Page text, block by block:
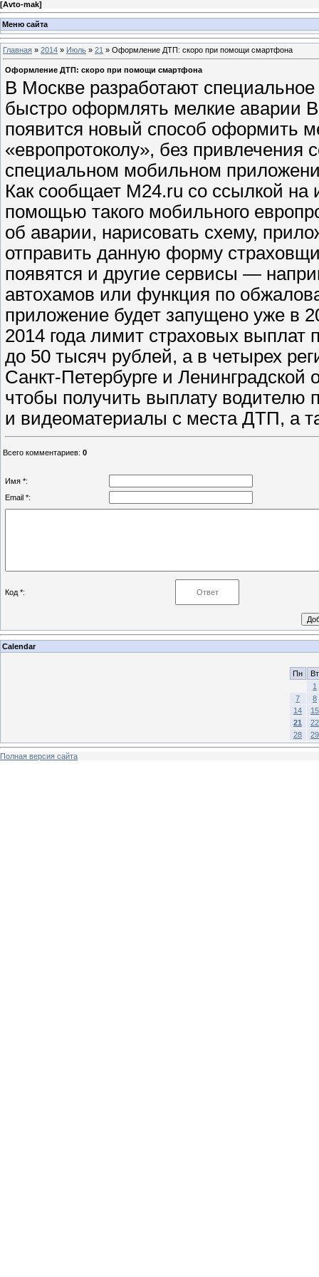
[Avto-mak]
Меню сайта
Главная » 2014 » Июль » 21 » Оформление ДТП: скоро при помощи смартфона
Оформление ДТП: скоро при помощи смартфона
В Москве разработают
быстро оформлять мелкие аварии
появится новый способ оформить
«европротоколу», без
специальном мобильном
Как сообщает M24.ru со ссылкой на
помощью такого мобильного
об аварии, нарисовать схему,
отправить данную форму
появятся и другие сервисы —
автохамов или функция по
приложение будет запущено уже в
2014 года лимит страховых выплат
до 50 тысяч рублей, а в четырех
Санкт-Петербурге и
чтобы получить выплату водителю
и видеоматериалы с места ДТП, а
Всего комментариев: 0
Имя *:
Email *:
Код *:
Calendar
Пн
Вт
1
7
8
14
15
21
22
28
29
Полная версия сайта